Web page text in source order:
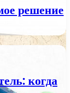
решение
когда